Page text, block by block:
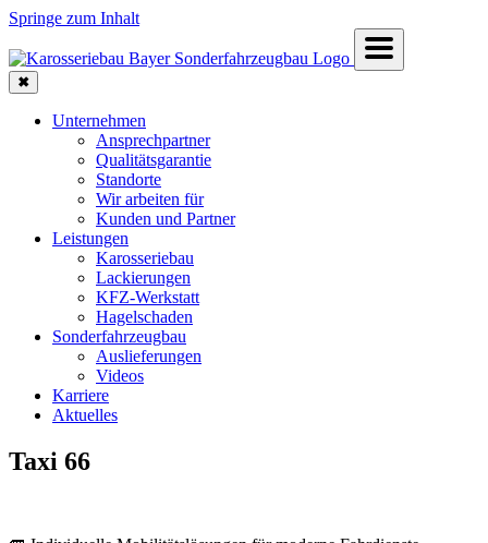
Springe zum Inhalt
✖
Unternehmen
Ansprechpartner
Qualitätsgarantie
Standorte
Wir arbeiten für
Kunden und Partner
Leistungen
Karosseriebau
Lackierungen
KFZ-Werkstatt
Hagelschaden
Sonderfahrzeugbau
Auslieferungen
Videos
Karriere
Aktuelles
Taxi 66